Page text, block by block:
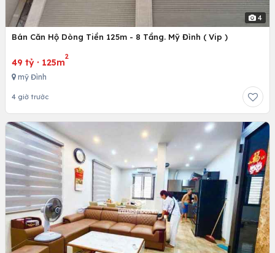
4
Bán Căn Hộ Dòng Tiền 125m - 8 Tầng. Mỹ Đình ( Vip )
49 tỷ · 125m
2
mỹ Đình
4 giờ trước